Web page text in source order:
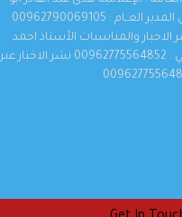
مريش الاتصال المدير العــام : 00962790069105
والمناسبات الأستاذ احمد
صلاح الشوعاني : 00962775564852 نشر الاخبار عبر